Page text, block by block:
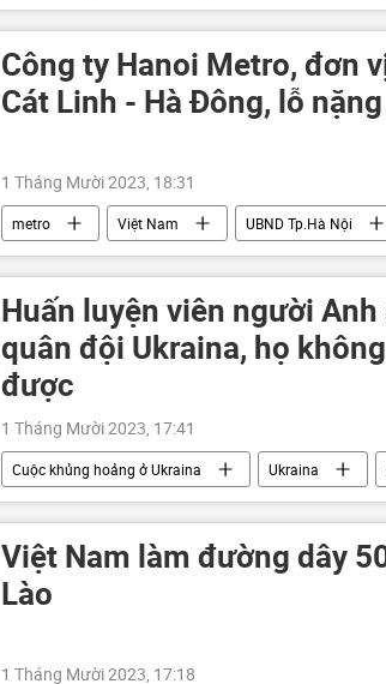
lực lượng vũ trang
Thế giới
Chiến
Cuộc khủng hoảng ở Ukraina
Ukraina
Công ty Hanoi Metro, đơn
Cát Linh - Hà Đông, lỗ nặng
1 Tháng Mười 2023, 18:31
metro Việt Nam UBND Tp.Hà Nội
Kinh tế
ngân sách
Huấn luyện viên người
quân đội Ukraina, họ
được
1 Tháng Mười 2023, 17:41
Cuộc khủng hoảng ở Ukraina Ukraina
NATO
huấn luyện lực lượng vũ trang
DNR
Việt Nam làm đường dây
Lào
1 Tháng Mười 2023, 17:18